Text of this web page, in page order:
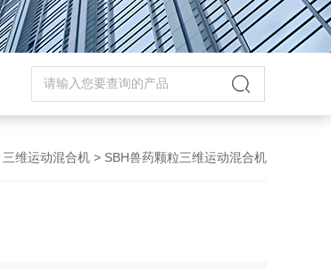
三维运动混合机 > SBH兽药颗粒三维运动混合机